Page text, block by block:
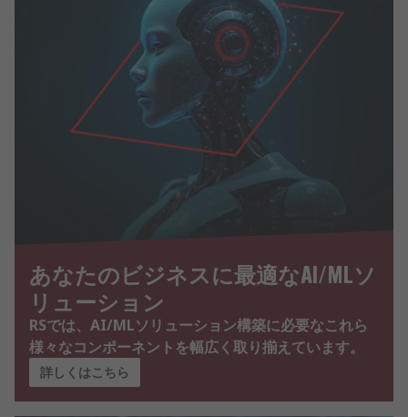
あなたのビジネスに最適なAI/MLソ
リューション
RSでは、AI/MLソリューション構築に必要なこれら
様々なコンポーネントを幅広く取り揃えています。
詳しくはこちら